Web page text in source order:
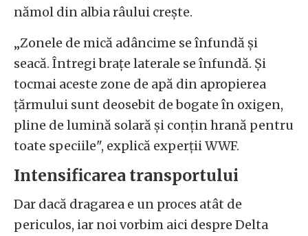
nămol din albia râului crește.
„Zonele de mică adâncime se înfundă și
seacă. Întregi brațe laterale se înfundă. Și
tocmai aceste zone de apă din apropierea
țărmului sunt deosebit de bogate în oxigen,
pline de lumină solară și conțin hrană pentru
toate speciile", explică experții WWF.
Intensificarea transportului
Dar dacă dragarea e un proces atât de
periculos, iar noi vorbim aici despre Delta